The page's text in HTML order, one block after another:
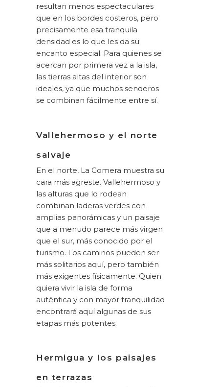
resultan menos espectaculares
que en los bordes costeros, pero
precisamente esa tranquila
densidad es lo que les da su
encanto especial. Para quienes se
acercan por primera vez a la isla,
las tierras altas del interior son
ideales, ya que muchos senderos
se combinan fácilmente entre sí.
Vallehermoso y el norte
salvaje
En el norte, La Gomera muestra su
cara más agreste. Vallehermoso y
las alturas que lo rodean
combinan laderas verdes con
amplias panorámicas y un paisaje
que a menudo parece más virgen
que el sur, más conocido por el
turismo. Los caminos pueden ser
más solitarios aquí, pero también
más exigentes físicamente. Quien
quiera vivir la isla de forma
auténtica y con mayor tranquilidad
encontrará aquí algunas de sus
etapas más potentes.
Hermigua y los paisajes
en terrazas